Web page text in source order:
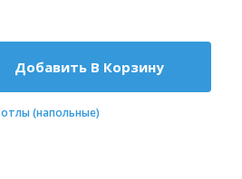
Добавить В Корзину
(напольные)